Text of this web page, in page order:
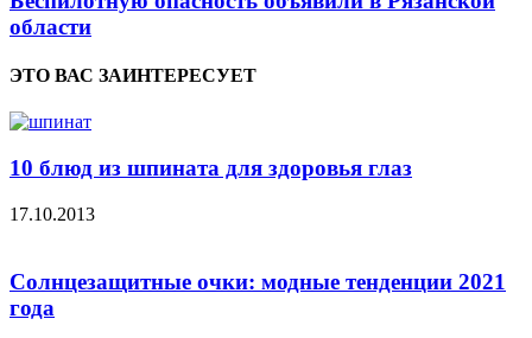
области
ЭТО ВАС ЗАИНТЕРЕСУЕТ
10 блюд из шпината для здоровья глаз
17.10.2013
Солнцезащитные очки: модные тенденции 2021
года